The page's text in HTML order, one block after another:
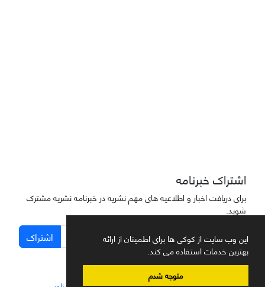
این وب سایت از کوکی ها برای اطمینان از ارائه
بهترین خدمات استفاده می کند.
متوجه شدم
اشتراک خبرنامه
برای دریافت اخبار و اطلاعیه های مهم نشریه در خبرنامه نشریه مشترک
شوید.
اشتراک